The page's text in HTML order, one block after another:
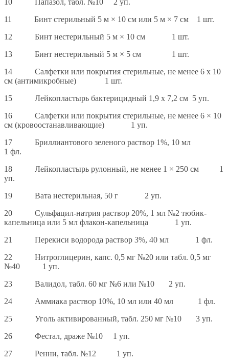
11 Бинт стерильный 5 м × 10 см или 5 м × 7 см 1 шт.
12 Бинт нестерильный 5 м × 10 см 1 шт.
13 Бинт нестерильный 5 м × 5 см 1 шт.
14 Салфетки или покрытия стерильные, не менее 6 x 10
см (антимикробные) 1 шт.
15 Лейкопластырь бактерицидный 1,9 x 7,2 см 5 уп.
16 Салфетки или покрытия стерильные, не менее 6 × 10
см (кровоостанавливающие) 1 уп.
17 Бриллиантового зеленого раствор 1%, 10 мл
1 фл.
18 Лейкопластырь рулонный, не менее 1 × 250 см 1
уп.
19 Вата нестерильная, 50 г 2 уп.
20 Сульфацил-натрия раствор 20%, 1 мл №2 тюбик-
капельница или 5 мл флакон-капельница 1 уп.
21 Перекиси водорода раствор 3%, 40 мл 1 фл.
22 Нитроглицерин, капс. 0,5 мг №20 или табл. 0,5 мг
№40 1 уп.
23 Валидол, табл. 60 мг №6 или №10 2 уп.
24 Аммиака раствор 10%, 10 мл или 40 мл 1 фл.
25 Уголь активированный, табл. 250 мг №10 3 уп.
26 Фестал, драже №10 1 уп.
27 Ренни, табл. №12 1 уп.